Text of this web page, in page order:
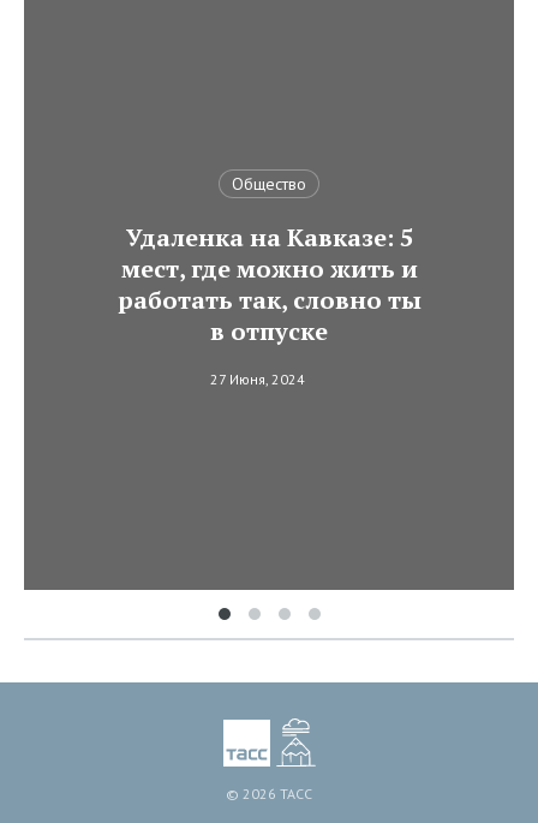
Общество
Удаленка на Кавказе: 5
мест, где можно жить и
работать так, словно ты
в отпуске
27 Июня, 2024
© 2026 ТАСС